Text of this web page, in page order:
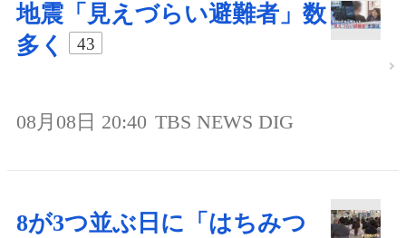
地震「見えづらい避難者」数
多く
43
08月08日 20:40 TBS NEWS DIG
8が3つ並ぶ日に「はちみつ